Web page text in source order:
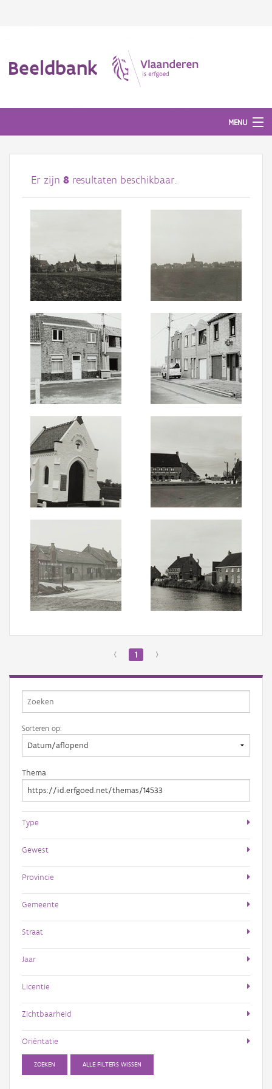
Beeldbank
MENU
Afbeeldingen
#BeeldIndeKijker
Over ons
Aanmelden
Er zijn 8 resultaten beschikbaar.
‹ 1 ›
Sorteren op:
Thema
Type
Gewest
Provincie
Gemeente
Straat
Jaar
Licentie
Zichtbaarheid
Oriëntatie
ZOEKEN ALLE FILTERS WISSEN